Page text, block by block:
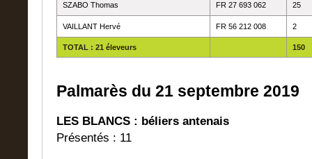
TOTAL : 21 éleveurs 150
SZABO Thomas FR 27 693 062 25
VAILLANT Hervé FR 56 212 008 2
Palmarès du 21 septembre 2019
LES BLANCS : béliers antenais
Présentés : 11